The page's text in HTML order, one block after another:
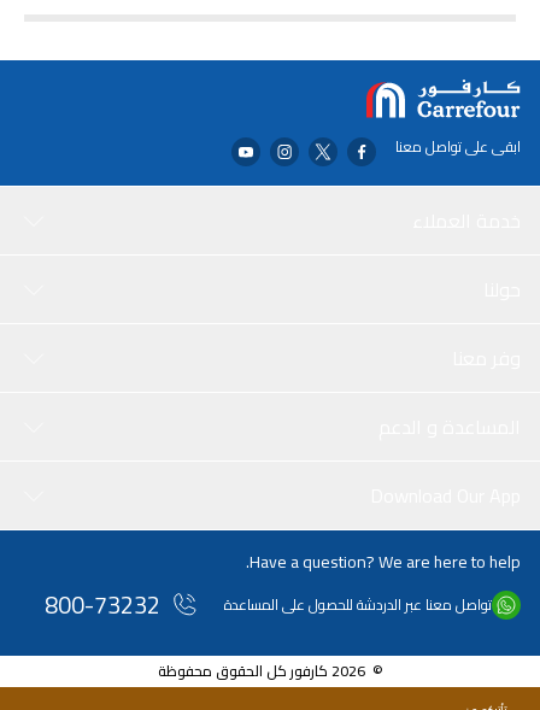
ابقى على تواصل معنا
Have a question? We are here to help.
تواصل معنا عبر الدردشة للحصول على المساعدة 800-73232
© 2026 كارفور كل الحقوق محفوظة